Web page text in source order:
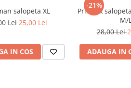
Zeeman salopeta XL
Lei25,00 Lei
IN COS
-21%
Primark
M/
28,00 Lei
ADAUGA IN